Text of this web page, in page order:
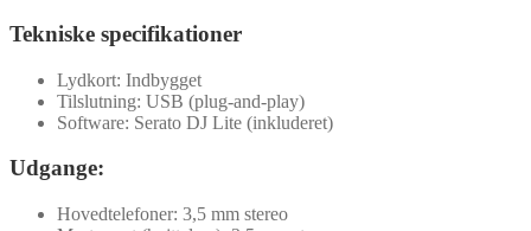
Tekniske specifikationer
Lydkort: Indbygget
Tilslutning: USB (plug-and-play)
Software: Serato DJ Lite (inkluderet)
Udgange:
Hovedtelefoner: 3,5 mm stereo